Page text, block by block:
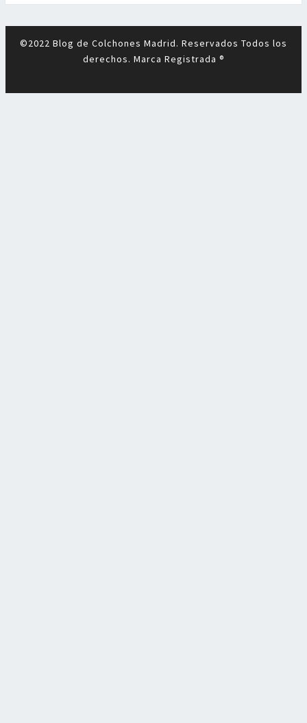
©2022 Blog de Colchones Madrid. Reservados Todos los
derechos. Marca Registrada ®